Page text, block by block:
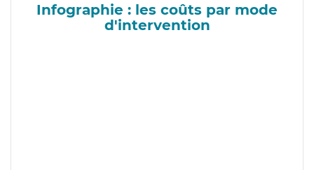
Infographie : les coûts par mode
d'intervention